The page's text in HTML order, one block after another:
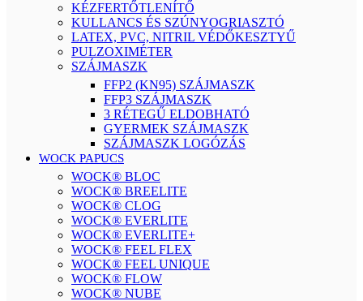
KÉZFERTŐTLENÍTŐ
KULLANCS ÉS SZÚNYOGRIASZTÓ
LATEX, PVC, NITRIL VÉDŐKESZTYŰ
PULZOXIMÉTER
SZÁJMASZK
FFP2 (KN95) SZÁJMASZK
FFP3 SZÁJMASZK
3 RÉTEGŰ ELDOBHATÓ
GYERMEK SZÁJMASZK
SZÁJMASZK LOGÓZÁS
WOCK PAPUCS
WOCK® BLOC
WOCK® BREELITE
WOCK® CLOG
WOCK® EVERLITE
WOCK® EVERLITE+
WOCK® FEEL FLEX
WOCK® FEEL UNIQUE
WOCK® FLOW
WOCK® NUBE